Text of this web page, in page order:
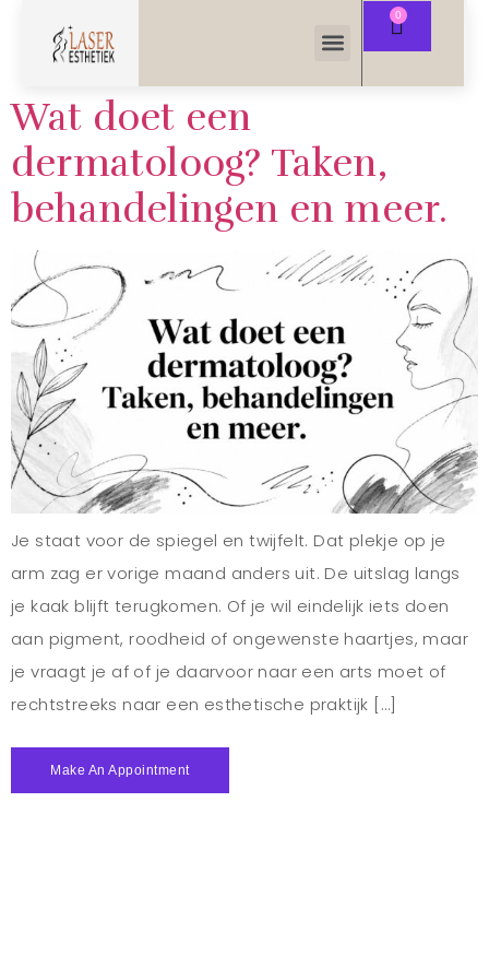
Wat doet een
dermatoloog? Taken,
behandelingen en meer.
Je staat voor de spiegel en twijfelt. Dat plekje op je
arm zag er vorige maand anders uit. De uitslag langs
je kaak blijft terugkomen. Of je wil eindelijk iets doen
aan pigment, roodheid of ongewenste haartjes, maar
je vraagt je af of je daarvoor naar een arts moet of
rechtstreeks naar een esthetische praktijk […]
Make An Appointment